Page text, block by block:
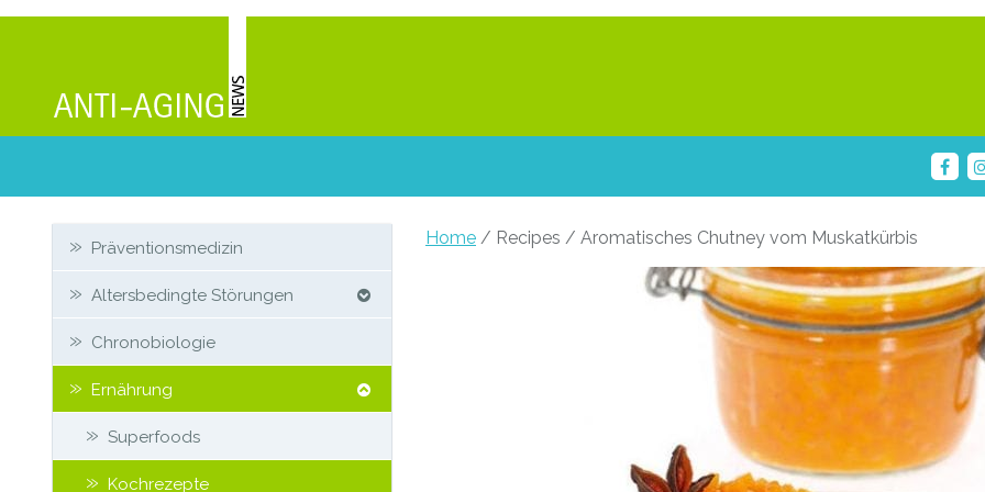
Home / Recipes / Aromatisches Chutney vom Muskatkürbis
Zweit-
Sidebar
Präventionsmedizin
Altersbedingte Störungen
Chronobiologie
Ernährung
Superfoods
Kochrezepte